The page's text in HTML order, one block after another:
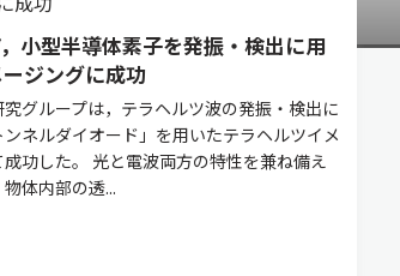
小型半導体素子を発振・検出に用
ジングに成功
グループは，テラヘルツ波の発振・検出に
ネルダイオード」を用いたテラヘルツイメ
功した。 光と電波両方の特性を兼ね備え
体内部の透...